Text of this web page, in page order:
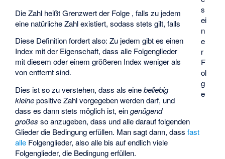
s
ei
n
e
r
F
ol
g
e
Die Zahl heißt Grenzwert der Folge , falls zu jedem
eine natürliche Zahlexistiert, sodass stetsgilt, falls
Diese Definition fordert also: Zu jedemgibt es einen
Index mit der Eigenschaft, dass alle Folgenglieder
mit diesem oder einem größeren Index weniger als
vonentfernt sind.
Dies ist so zu verstehen, dass alseinebeliebig
kleinepositive Zahl vorgegeben werden darf, und
dass es dann stets möglich ist, eingenügend
großes so anzugeben, dass und alle darauf folgenden
Glieder die Bedingung erfüllen. Man sagt dann, dassfast
alle Folgenglieder, also alle bis auf endlich viele
Folgenglieder, die Bedingung erfüllen.